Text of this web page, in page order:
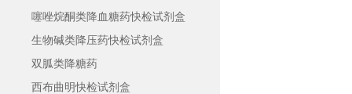
噻唑烷酮类降血糖药快检试剂盒
生物碱类降压药快检试剂盒
双胍类降糖药
西布曲明快检试剂盒